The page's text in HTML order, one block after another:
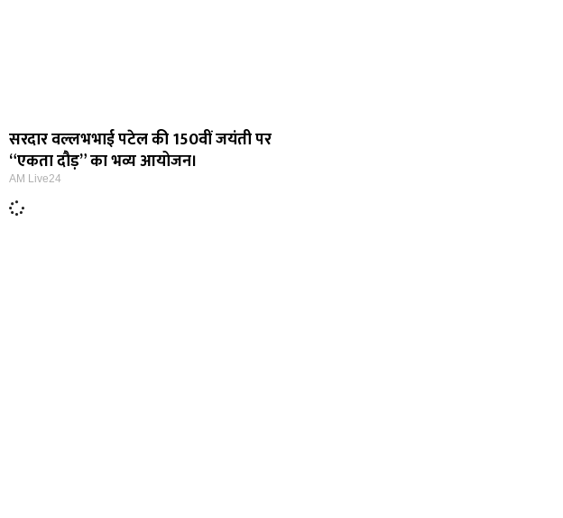
सरदार वल्लभभाई पटेल की 150वीं जयंती पर
“एकता दौड़” का भव्य आयोजन।
AM Live24